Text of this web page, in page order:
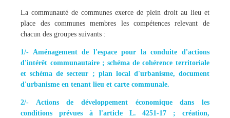
La communauté de communes exerce de plein droit au lieu et
place des communes membres les compétences relevant de
chacun des groupes suivants :
1/- Aménagement de l'espace pour la conduite d'actions
d'intérêt communautaire ; schéma de cohérence territoriale
et schéma de secteur ; plan local d'urbanisme, document
d'urbanisme en tenant lieu et carte communale.
2/- Actions de développement économique dans les
conditions prévues à l'article L. 4251-17 ; création,